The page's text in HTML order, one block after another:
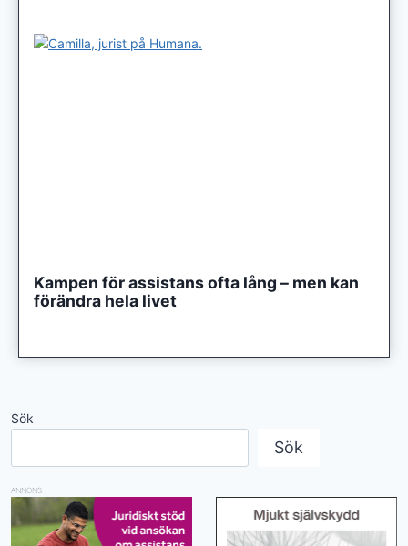
Kampen för assistans ofta lång – men kan
förändra hela livet
Sök
Sök
ANNONS